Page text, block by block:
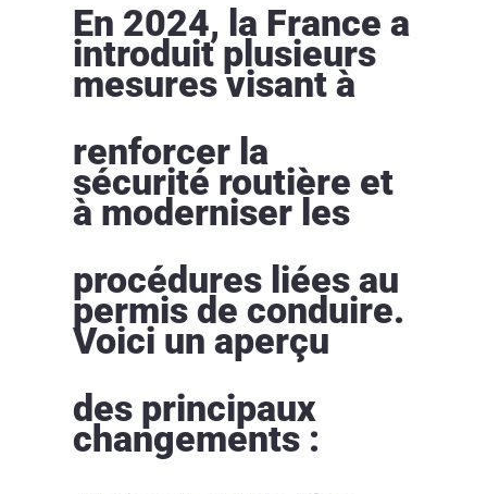
En 2024, la France a
introduit plusieurs
mesures visant à
renforcer la
sécurité routière et
à moderniser les
procédures liées au
permis de conduire.
Voici un aperçu
des principaux
changements :